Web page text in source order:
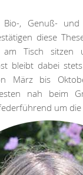
, Genuß- und
diese
am Tisch sitzen
bleibt dabei
März bis
nah beim
um die